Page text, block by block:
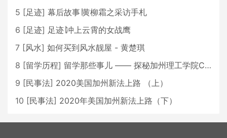
5 [足迹] 幕后故事∣黄柳霜之采访手札
6 [足迹] 足迹∣冲上云霄的女战鹰
7 [风水] 如何买到风水靓屋 - 黄楚琪
8 [留学历程] 留学那些事儿 —— 探秘加州理工学院Caltech博士生活 [上集]
9 [民事法] 2020美国加州新法上路 （上）
10 [民事法] 2020年美国加州新法上路（下）